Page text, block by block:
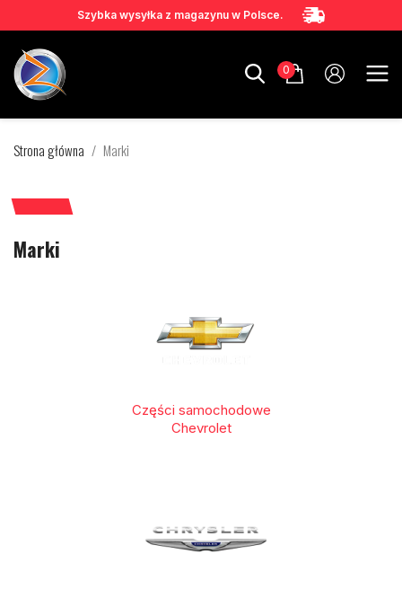
Szybka wysyłka z magazynu w Polsce.
0
Strona główna Marki
Marki
Części samochodowe
Chevrolet